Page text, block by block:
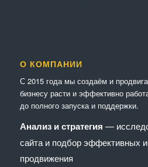
О КОМПАНИИ
С 2015 года мы создаём и
бизнесу расти и эффективно
до полного запуска и поддержки.
Анализ и стратегия —
сайта и подбор эффективных
продвижения